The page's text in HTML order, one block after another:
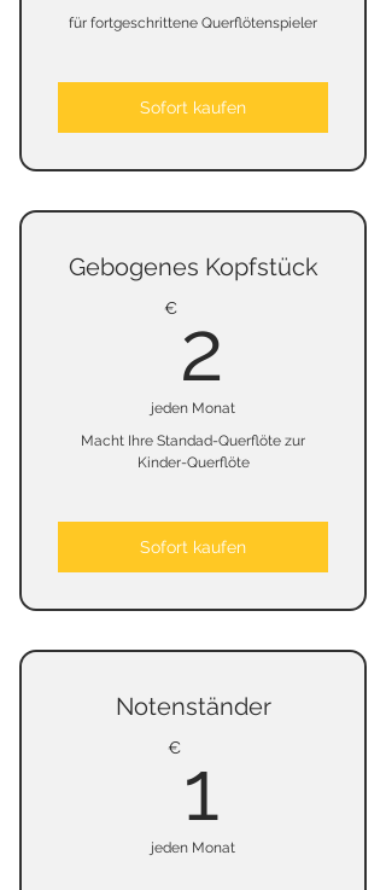
für fortgeschrittene Querflötenspieler
Sofort kaufen
Gebogenes Kopfstück
€ 2
jeden Monat
Macht Ihre Standad-Querflöte zur
Kinder-Querflöte
Sofort kaufen
Notenständer
€ 1
jeden Monat